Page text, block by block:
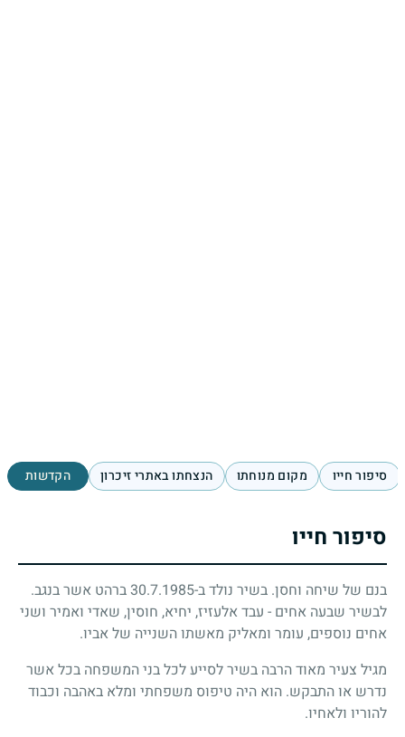
סיפור חייו מקום מנוחתו הנצחתו באתרי זיכרון הקדשות
סיפור חייו
בנם של שיחה וחסן. בשיר נולד ב-30.7.1985 ברהט אשר בנגב.
לבשיר שבעה אחים - עבד אלעזיז, יחיא, חוסין, שאדי ואמיר ושני
אחים נוספים, עומר ומאליק מאשתו השנייה של אביו.
מגיל צעיר מאוד הרבה בשיר לסייע לכל בני המשפחה בכל אשר
נדרש או התבקש. הוא היה טיפוס משפחתי ומלא באהבה וכבוד
להוריו ולאחיו.